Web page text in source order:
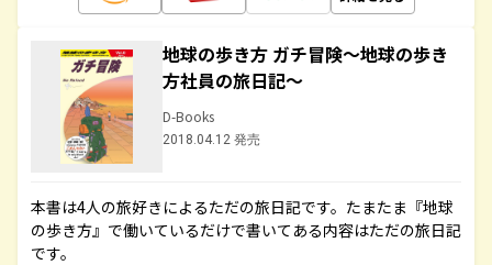
地球の歩き方 ガチ冒険～地球の歩き
方社員の旅日記～
D-Books
2018.04.12 発売
本書は4人の旅好きによるただの旅日記です。たまたま『地球
の歩き方』で働いているだけで書いてある内容はただの旅日記
です。